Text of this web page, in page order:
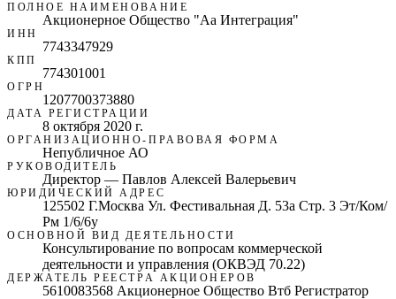
ПОЛНОЕ НАИМЕНОВАНИЕ
Акционерное Общество "Аа Интеграция"
ИНН
7743347929
КПП
774301001
ОГРН
1207700373880
ДАТА РЕГИСТРАЦИИ
8 октября 2020 г.
ОРГАНИЗАЦИОННО-ПРАВОВАЯ ФОРМА
Непубличное АО
РУКОВОДИТЕЛЬ
Директор — Павлов Алексей Валерьевич
ЮРИДИЧЕСКИЙ АДРЕС
125502 Г.Москва Ул. Фестивальная Д. 53а Стр. 3 Эт/Ком/
Рм 1/6/6у
ОСНОВНОЙ ВИД ДЕЯТЕЛЬНОСТИ
Консультирование по вопросам коммерческой
деятельности и управления (ОКВЭД 70.22)
ДЕРЖАТЕЛЬ РЕЕСТРА АКЦИОНЕРОВ
5610083568 Акционерное Общество Втб Регистратор